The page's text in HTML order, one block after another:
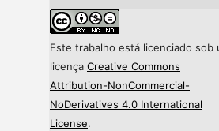
Este trabalho está licenciado sob
licença Creative Commons
Attribution-NonCommercial-
NoDerivatives 4.0 International
License.